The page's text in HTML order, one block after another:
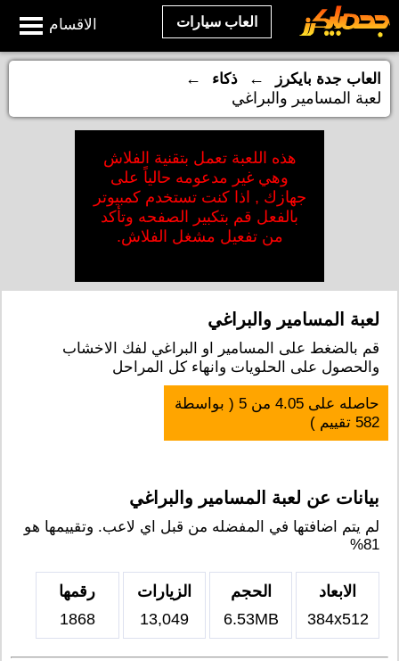
الاقسام العاب سيارات
العاب جدة بايكرز ← ذكاء
←
لعبة المسامير والبراغي
هذه اللعبة تعمل بتقنية الفلاش
وهي غير مدعومه حالياً على
جهازك , اذا كنت تستخدم كمبيوتر
بالفعل قم بتكبير الصفحه وتأكد
من تفعيل مشغل الفلاش.
لعبة المسامير والبراغي
قم بالضغط على المسامير او البراغي لفك الاخشاب
والحصول على الحلويات وانهاء كل المراحل
حاصله على4.05 من5 ( بواسطة
582 تقييم )
بيانات عن لعبة المسامير والبراغي
لم يتم اضافتها في المفضله من قبل اي لاعب. وتقييمها هو
81%
الابعاد
384x512
الحجم
6.53MB
الزيارات
13,049
رقمها
1868